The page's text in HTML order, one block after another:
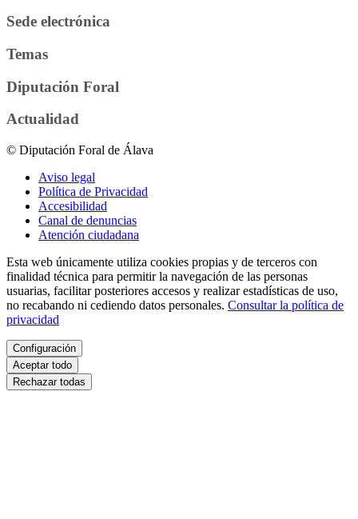
Sede electrónica
Temas
Diputación Foral
Actualidad
© Diputación Foral de Álava
Aviso legal
Política de Privacidad
Accesibilidad
Canal de denuncias
Atención ciudadana
Esta web únicamente utiliza cookies propias y de terceros con
finalidad técnica para permitir la navegación de las personas
usuarias, facilitar posteriores accesos y realizar estadísticas de uso,
no recabando ni cediendo datos personales. Consultar la política de
privacidad
Configuración
Aceptar todo
Rechazar todas